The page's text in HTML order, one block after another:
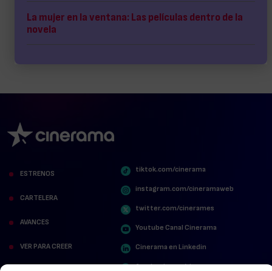
La mujer en la ventana: Las películas dentro de la
novela
ESTRENOS
CARTELERA
AVANCES
VER PARA CREER
tiktok.com/cinerama
instagram.com/cineramaweb
twitter.com/cinerames
Youtube Canal Cinerama
Cinerama en Linkedin
facebook.com/cinerama.es